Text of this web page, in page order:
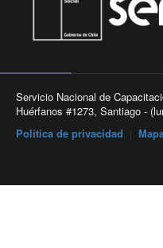
Servicio Nacional de
Huérfanos #1273, Santiago -
Política de privacidad